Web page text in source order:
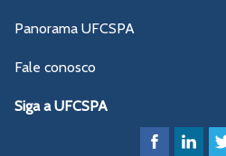
Panorama UFCSPA
Fale conosco
Siga a UFCSPA